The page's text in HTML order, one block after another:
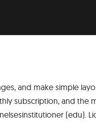
and make simple
subscription, and the
(edu).